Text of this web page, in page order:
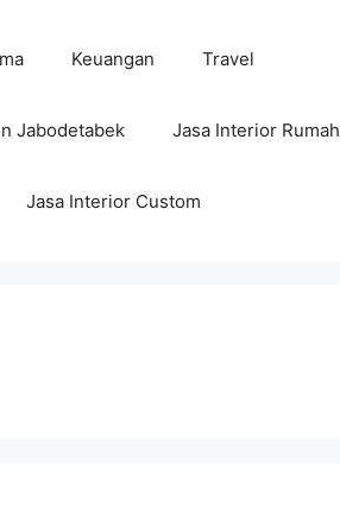
Keuangan Travel
Jabodetabek Jasa Interior Rumah
Jasa Interior Custom